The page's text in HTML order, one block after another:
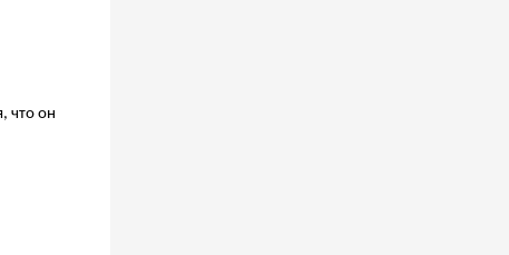
что он